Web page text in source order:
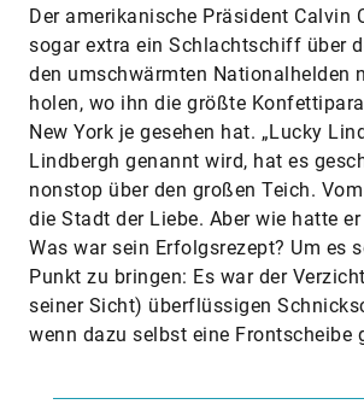
Der amerikanische Präsident Calvin
sogar extra ein Schlachtschiff über
den umschwärmten Nationalhelden
holen, wo ihn die größte
New York je gesehen hat. „Lucky
Lindbergh genannt wird, hat es
nonstop über den großen Teich.
die Stadt der Liebe. Aber wie hatte
Was war sein Erfolgsrezept? Um es
Punkt zu bringen: Es war der
seiner Sicht) überflüssigen
wenn dazu selbst eine Frontscheibe